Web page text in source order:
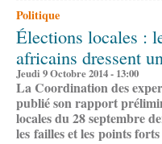
Politique
Élections locales :
africains dressent
Jeudi 9 Octobre 2014 - 13:00
La Coordination des
publié son rapport
locales du 28 septembre
les failles et les points